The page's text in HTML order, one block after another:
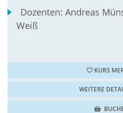
Dozenten:Andreas
Weiß
KURS
WEITERE